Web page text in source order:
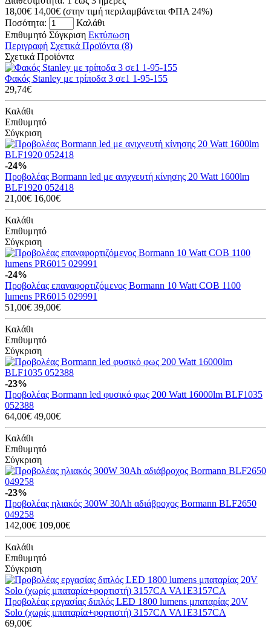
18,00€ 14,00€ (στην τιμή περιλαμβάνεται ΦΠΑ 24%)
Ποσότητα:
Καλάθι
Επιθυμητό Σύγκριση Εκτύπωση
Περιγραφή Σχετικά Προϊόντα (8)
Σχετικά Προϊόντα
Φακός Stanley με τρίποδα 3 σε1 1-95-155
29,74€
Καλάθι
Επιθυμητό
Σύγκριση
-24%
Προβολέας Bormann led με ανιχνευτή κίνησης 20 Watt 1600lm
BLF1920 052418
21,00€ 16,00€
Καλάθι
Επιθυμητό
Σύγκριση
-24%
Προβολέας επαναφορτιζόμενος Bormann 10 Watt COB 1100
lumens PR6015 029991
51,00€ 39,00€
Καλάθι
Επιθυμητό
Σύγκριση
-23%
Προβολέας Bormann led φυσικό φως 200 Watt 16000lm BLF1035
052388
64,00€ 49,00€
Καλάθι
Επιθυμητό
Σύγκριση
-23%
Προβολέας ηλιακός 300W 30Ah αδιάβροχος Bormann BLF2650
049258
142,00€ 109,00€
Καλάθι
Επιθυμητό
Σύγκριση
Προβολέας εργασίας διπλός LED 1800 lumens μπαταρίας 20V
Solo (χωρίς μπαταρία+φορτιστή) 3157CA VA1E3157CA
69,00€